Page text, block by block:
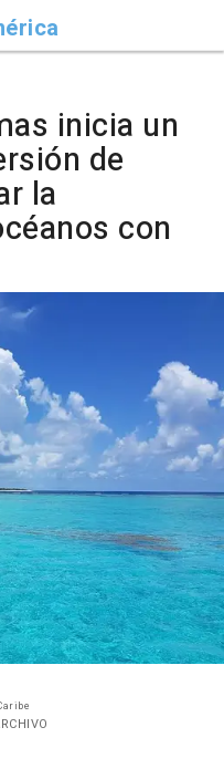
inicia un
de
la
con